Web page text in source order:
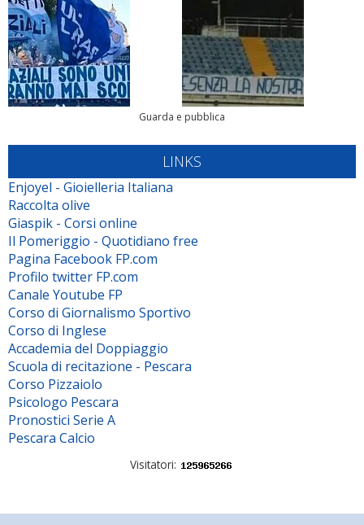
Guarda e pubblica
LINKS
Enjoyel - Gioielleria Italiana
Raccolta olive
Giaspik - Corsi online
Il Pomeriggio - Quotidiano free
Pagina Facebook FP.com
Profilo twitter FP.com
Canale Youtube FP
Corso di Giornalismo Sportivo
Corso di Inglese
Accademia del Doppiaggio
Scuola di recitazione - Pescara
Corso Pizzaiolo
Psicologo Pescara
Pronostici Serie A
Pescara Calcio
Visitatori: